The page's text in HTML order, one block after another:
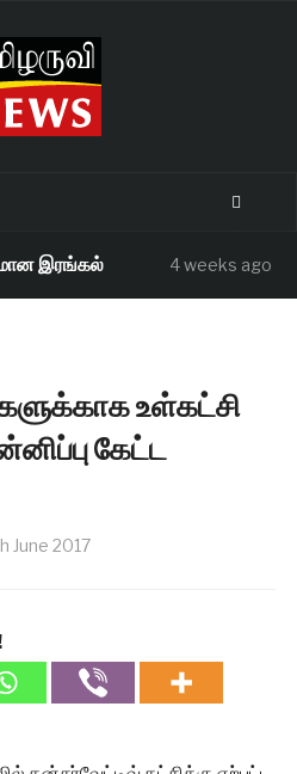
இரங்கல் 4 weeks ago
உள்கட்சி
கேட்ட
June 2017